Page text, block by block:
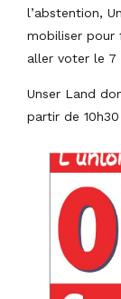
l’abstention,
mobiliser pour
aller voter le 7
Unser Land
partir de 10h30